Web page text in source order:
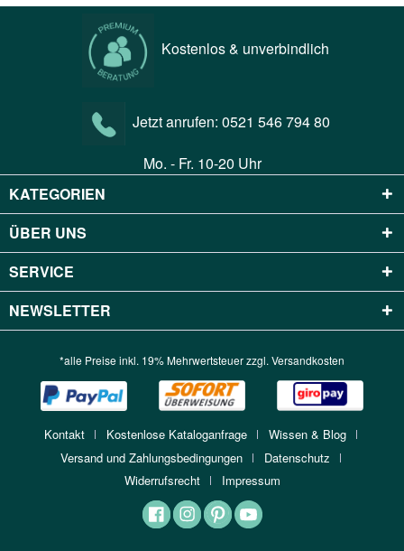
Kostenlos & unverbindlich
Jetzt anrufen: 0521 546 794 80
Mo. - Fr. 10-20 Uhr
KATEGORIEN
ÜBER UNS
SERVICE
NEWSLETTER
*alle Preise inkl. 19% Mehrwertsteuer zzgl. Versandkosten
Kontakt Kostenlose Kataloganfrage
Wissen & Blog
Versand und Zahlungsbedingungen
Datenschutz
Widerrufsrecht
Impressum